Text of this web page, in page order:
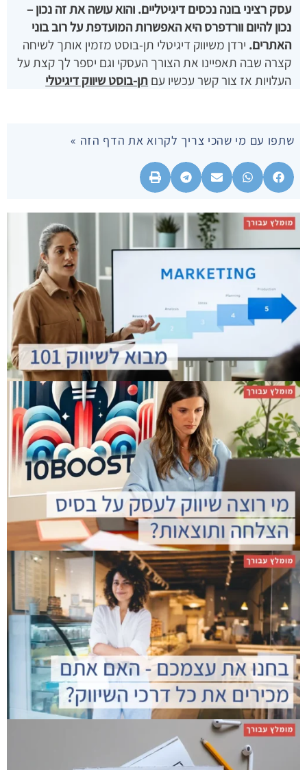
עסק רציני בונה נכסים דיגיטליים. והוא עושה את זה נכון –
נכון להיום וורדפרס היא האפשרות המועדפת על רוב בוני
האתרים. ירדן משיווק דיגיטלי תן-בוסט מזמין אותך לשיחה
קצרה שבה תאפיינו את הצורך העסקי וגם יספר לך קצת על
העלויות אז צור קשר עכשיו עם תן-בוסט שיווק דיגיטלי
שתפו עם מי שהכי צריך לקרוא את הדף הזה »